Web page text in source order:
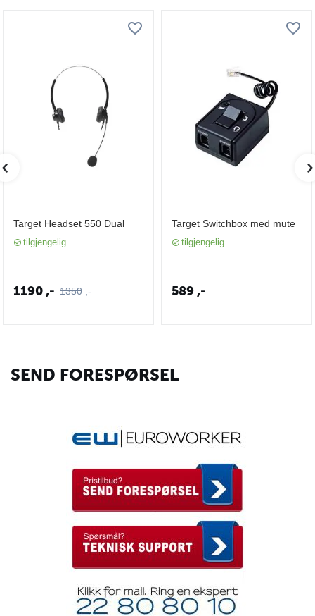
Target Headset 550 Dual
tilgjengelig
1350 ,-
1190,-
Target Switchbox med mute
tilgjengelig
589,-
SEND FORESPØRSEL